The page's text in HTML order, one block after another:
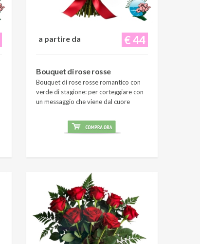
€ 44
a partire da
Bouquet di rose rosse
Bouquet di rose rosse romantico con
verde di stagione: per corteggiare con
un messaggio che viene dal cuore